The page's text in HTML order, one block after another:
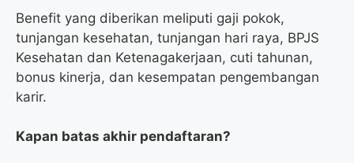
Benefit yang diberikan meliputi gaji pokok,
tunjangan kesehatan, tunjangan hari raya, BPJS
Kesehatan dan Ketenagakerjaan, cuti tahunan,
bonus kinerja, dan kesempatan pengembangan
karir.
Kapan batas akhir pendaftaran?